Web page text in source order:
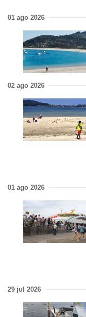
01 ago 2026
02 ago 2026
01 ago 2026
29 jul 2026